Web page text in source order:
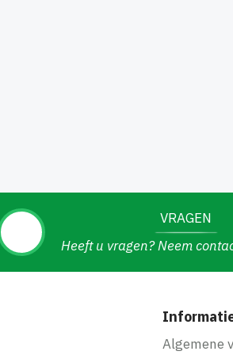
VRAGEN
Heeft u vragen? Neem
Algemene